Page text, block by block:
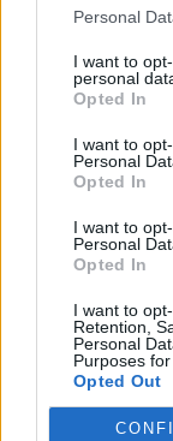
Personal
I want to
personal
Opted In
I want to
Personal
Opted In
I want to
Personal
Opted In
I want to
Retention,
Personal
Purposes
Opted Out
anche se
ponte con
le attività
Nessun
Maggio,
mercoledì.
calcolare
Repubblica,
entrambe le
unico